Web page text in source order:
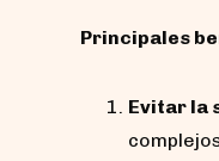
Principales
Evitar la